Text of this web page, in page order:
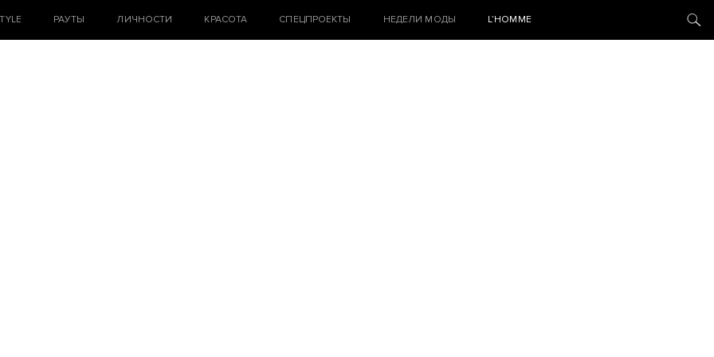
РАУТЫ ЛИЧНОСТИ КРАСОТА СПЕЦПРОЕКТЫ НЕДЕЛИ МОДЫ L’HOMME